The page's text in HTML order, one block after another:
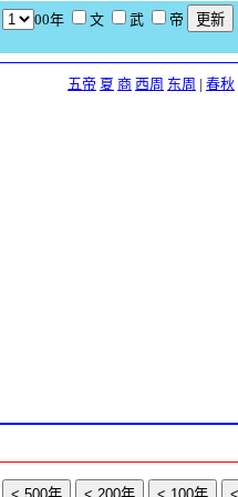
00年 文 武 帝
五帝 夏 商 西周 东周 | 春秋